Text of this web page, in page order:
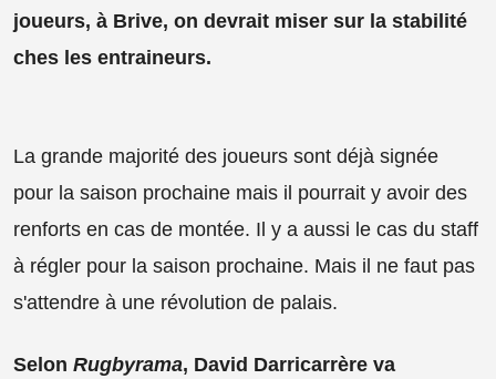
joueurs, à Brive, on devrait miser sur la stabilité
ches les entraineurs.
La grande majorité des joueurs sont déjà signée
pour la saison prochaine mais il pourrait y avoir des
renforts en cas de montée. Il y a aussi le cas du staff
à régler pour la saison prochaine. Mais il ne faut pas
s'attendre à une révolution de palais.
Selon Rugbyrama, David Darricarrère va